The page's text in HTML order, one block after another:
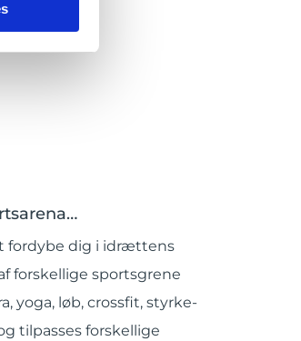
fordybe dig i idrættens
forskellige sportsgrene
yoga, løb, crossfit, styrke-
tilpasses forskellige